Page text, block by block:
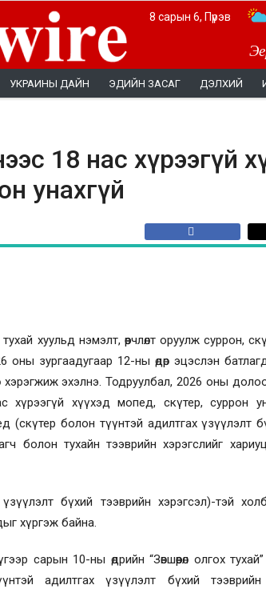
8 сарын 6, Пүрэв
УКРАИНЫ ДАЙН ЭДИЙН ЗАСАГ ДЭЛХИЙ
18 нас хүрээгүй
унахгүй
хуульд нэмэлт, өөрчлөлт оруулж суррон,
оны зургаадугаар 12-ны өдөр эцэслэн
хэрэгжиж эхэлнэ. Тодруулбал, 2026 оны
хүүхэд мопед, скүтер, суррон
(скүтер болон түүнтэй адилтгах үзүүлэлт
болон тухайн тээврийн хэрэгслийг
бүхий тээврийн хэрэгсэл)-тэй
хүргэж байна.
сарын 10-ны өдрийн “Зөвшөөрөл олгох
адилтгах үзүүлэлт бүхий тээврийн